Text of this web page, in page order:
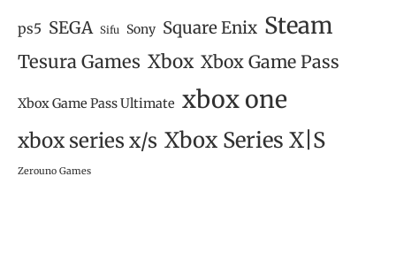
ps5 SEGA Sifu Sony Square Enix Steam
Tesura Games Xbox Xbox Game Pass
Xbox Game Pass Ultimate xbox one
xbox series x/s Xbox Series X|S
Zerouno Games